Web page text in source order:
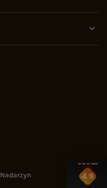
Nadarzyn 4.9